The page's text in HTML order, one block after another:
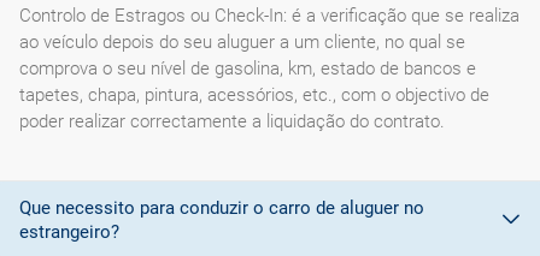
Controlo de Estragos ou Check-In: é a verificação que se realiza
ao veículo depois do seu aluguer a um cliente, no qual se
comprova o seu nível de gasolina, km, estado de bancos e
tapetes, chapa, pintura, acessórios, etc., com o objectivo de
poder realizar correctamente a liquidação do contrato.
Que necessito para conduzir o carro de aluguer no
estrangeiro?